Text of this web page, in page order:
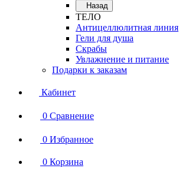
Назад
ТЕЛО
Антицеллюлитная линия
Гели для душа
Скрабы
Увлажнение и питание
Подарки к заказам
Кабинет
0 Сравнение
0 Избранное
0 Корзина